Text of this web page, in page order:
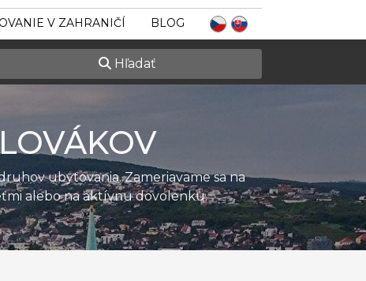
V ZAHRANIČÍ BLOG
Hľadať
ubytovania. Zameriavame sa na
alebo na aktívnu dovolenku.